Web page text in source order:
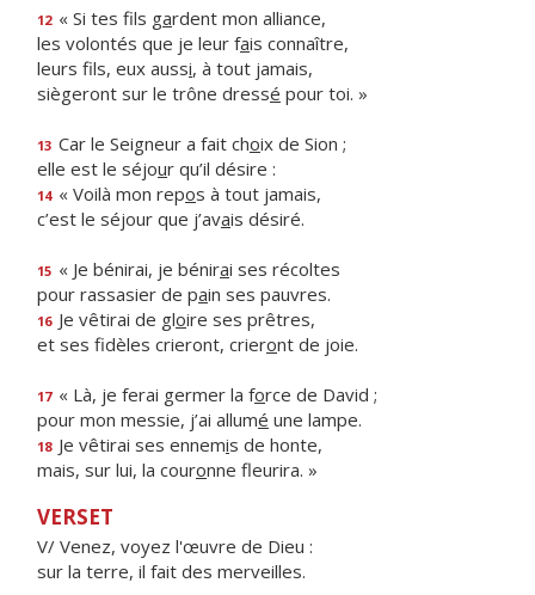
12 « Si tes fils gardent mon alliance,
les volontés que je leur fais connaître,
leurs fils, eux aussi, à tout jamais,
siègeront sur le trône dressé pour toi. »
13 Car le Seigneur a fait choix de Sion ;
elle est le séjour qu’il désire :
14 « Voilà mon repos à tout jamais,
c’est le séjour que j’avais désiré.
15 « Je bénirai, je bénirai ses récoltes
pour rassasier de pain ses pauvres.
16 Je vêtirai de gloire ses prêtres,
et ses fidèles crieront, crieront de joie.
17 « Là, je ferai germer la force de David ;
pour mon messie, j’ai allumé une lampe.
18 Je vêtirai ses ennemis de honte,
mais, sur lui, la couronne fleurira. »
VERSET
V/ Venez, voyez l'œuvre de Dieu :
sur la terre, il fait des merveilles.